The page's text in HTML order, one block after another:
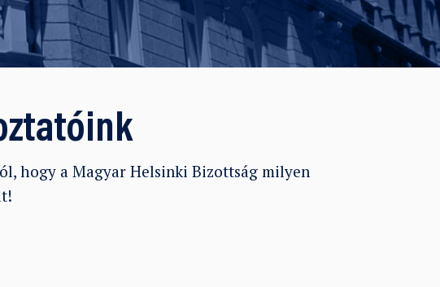
hogy a Magyar Helsinki Bizottság milyen